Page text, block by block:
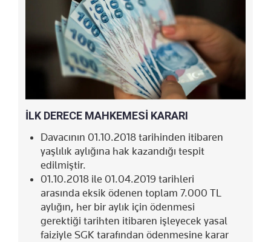
İLK DERECE MAHKEMESİ KARARI
Davacının 01.10.2018 tarihinden itibaren
yaşlılık aylığına hak kazandığı tespit
edilmiştir.
01.10.2018 ile 01.04.2019 tarihleri
arasında eksik ödenen toplam 7.000 TL
aylığın, her bir aylık için ödenmesi
gerektiği tarihten itibaren işleyecek yasal
faiziyle SGK tarafından ödenmesine karar